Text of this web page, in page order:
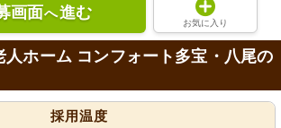
画面へ進む
お気に入り
人ホーム コンフォート多宝・八尾の
採用温度